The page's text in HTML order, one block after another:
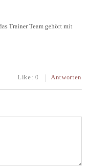
Trainer Team gehört mit
Like: 0 Antworten